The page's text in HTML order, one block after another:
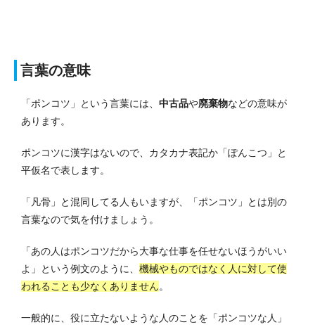
言葉の意味
「ポンコツ」という言葉には、 中古品や廃棄物などの意味が
あります。
ポンコツに漢字はないので、カタカナ表記か「ぽんこつ」と
平仮名で表します。
「凡骨」と混同してる人もいますが、「ポンコツ」とは別の
言葉なので気を付けましょう。
「あの人はポンコツだから大事な仕事を任せないほうがいい
よ」という例文のように、 機械やものではなく人に対して使
われることも少なくありません。
一般的に、役に立たないような人のことを「ポンコツな人」